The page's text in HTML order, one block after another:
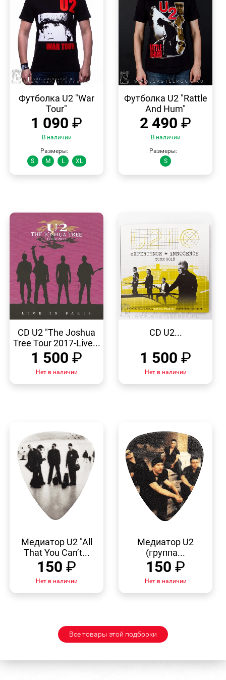
ПРОСМОТР
Футболка U2 "War
Tour"
1 090 ₽
В наличии
Размеры:
S
M L XL
ПРОСМОТР
Футболка U2 "Rattle
And Hum"
2 490 ₽
В наличии
Размеры:
S
ПРОСМОТР
CD U2 "The Joshua
Tree Tour 2017-Live...
1 500 ₽
Нет в наличии
ПРОСМОТР
CD U2...
1 500 ₽
Нет в наличии
ПРОСМОТР
Медиатор U2 "All
That You Can’t...
150 ₽
Нет в наличии
ПРОСМОТР
Медиатор U2
(группа...
150 ₽
Нет в наличии
Все товары этой подборки